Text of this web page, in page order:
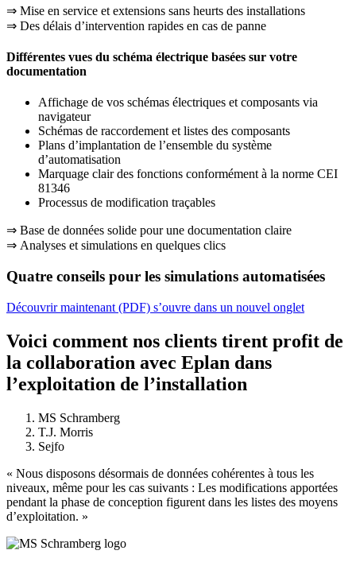
⇒ Mise en service et extensions sans heurts des installations
⇒ Des délais d’intervention rapides en cas de panne
Différentes vues du schéma électrique basées sur votre
documentation
Affichage de vos schémas électriques et composants via
navigateur
Schémas de raccordement et listes des composants
Plans d’implantation de l’ensemble du système
d’automatisation
Marquage clair des fonctions conformément à la norme CEI
81346
Processus de modification traçables
⇒ Base de données solide pour une documentation claire
⇒ Analyses et simulations en quelques clics
Quatre conseils pour les simulations automatisées
Découvrir maintenant (PDF) s’ouvre dans un nouvel onglet
Voici comment nos clients tirent profit de
la collaboration avec Eplan dans
l’exploitation de l’installation
MS Schramberg
T.J. Morris
Sejfo
« Nous disposons désormais de données cohérentes à tous les
niveaux, même pour les cas suivants : Les modifications apportées
pendant la phase de conception figurent dans les listes des moyens
d’exploitation. »